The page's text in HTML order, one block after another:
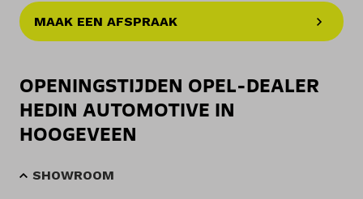
MAAK EEN AFSPRAAK
OPENINGSTIJDEN OPEL-DEALER
HEDIN AUTOMOTIVE IN
HOOGEVEEN
SHOWROOM